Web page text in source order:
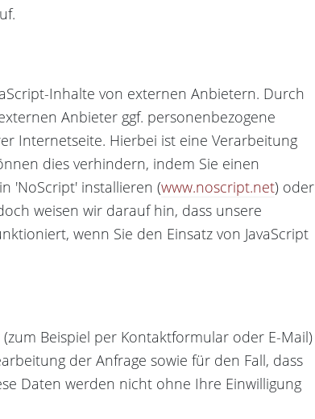
Inhalte von externen Anbietern. Durch
Anbieter ggf. personenbezogene
Internetseite. Hierbei ist eine Verarbeitung
dies verhindern, indem Sie einen
'NoScript' installieren (www.noscript.net) oder
weisen wir darauf hin, dass unsere
wenn Sie den Einsatz von JavaScript
Beispiel per Kontaktformular oder E-Mail)
der Anfrage sowie für den Fall, dass
Daten werden nicht ohne Ihre Einwilligung